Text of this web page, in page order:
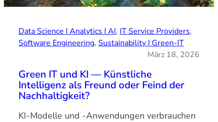
Data Science I Analytics I AI, IT Service Providers
Software Engineering, Sustainability I Green-IT
März 18, 2026
Green IT und KI — Künstliche
Intelligenz als Freund oder Feind der
Nachhaltigkeit?
KI-Modelle und -Anwendungen verbrauchen